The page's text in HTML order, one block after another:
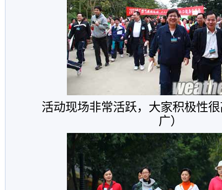
活动现场非常活跃，大家积极性
广）